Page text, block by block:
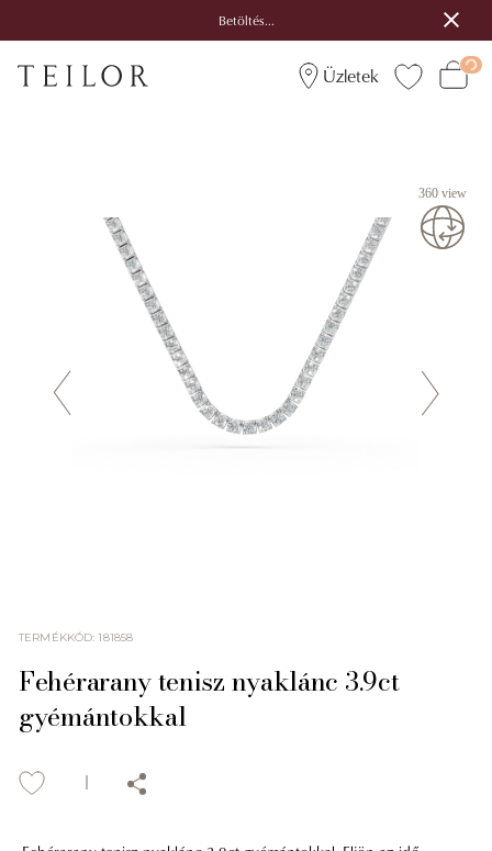
Betöltés...
Üzletek
360 view
TERMÉKKÓD:181858
Fehérarany tenisz nyaklánc 3.9ct
gyémántokkal